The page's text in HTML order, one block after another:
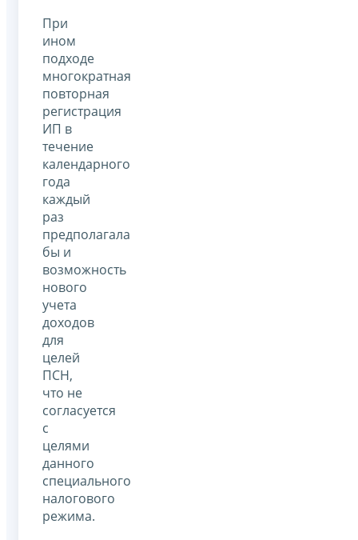
При
ином
подходе
многократная
повторная
регистрация
ИП в
течение
календарного
года
каждый
раз
предполагала
бы и
возможность
нового
учета
доходов
для
целей
ПСН,
что не
согласуется
с
целями
данного
специального
налогового
режима.